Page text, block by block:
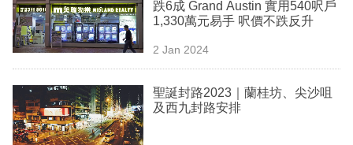
跌6成 Grand Austin 實用540呎戶
1,330萬元易手 呎價不跌反升
2 Jan 2024
聖誕封路2023｜蘭桂坊、尖沙咀
及西九封路安排